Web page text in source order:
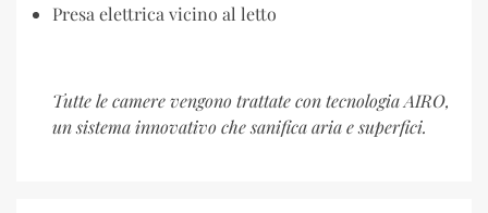
Presa elettrica vicino al letto
Tutte le camere vengono trattate con tecnologia AIRO,
un sistema innovativo che sanifica aria e superfici.